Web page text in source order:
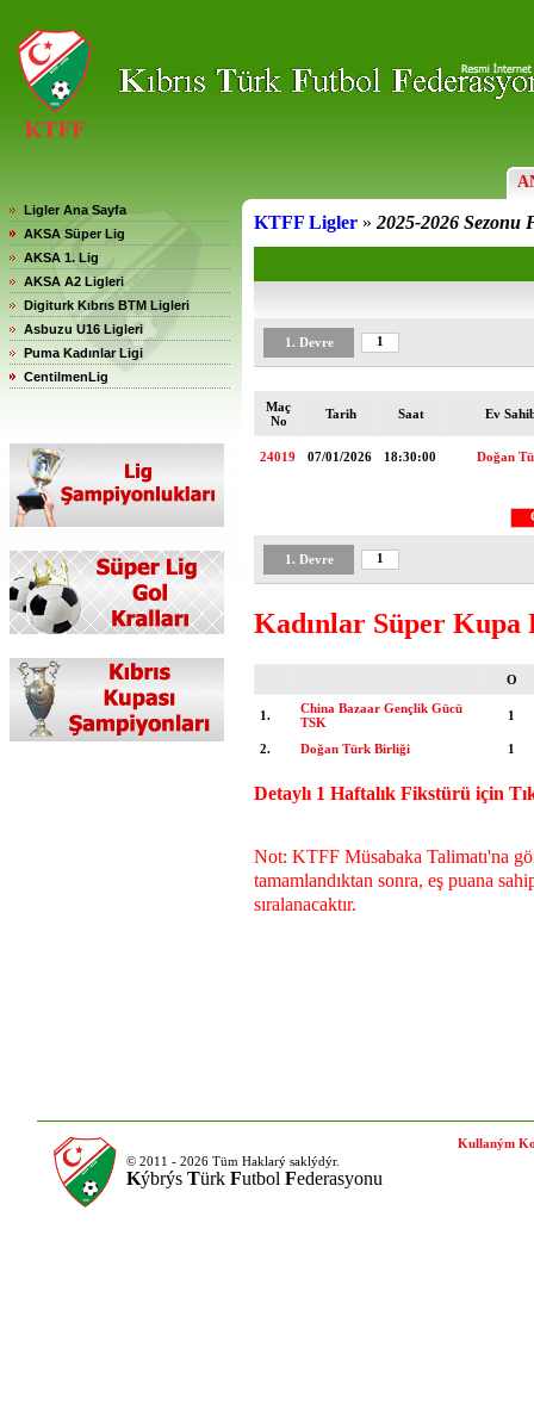
Ligler Ana Sayfa
AKSA Süper Lig
AKSA 1. Lig
AKSA A2 Ligleri
Digiturk Kıbrıs BTM Ligleri
Asbuzu U16 Ligleri
Puma Kadınlar Ligi
CentilmenLig
KTFF Ligler »2025-2026 Sezonu
1. Devre 1
Maç
No
Tarih Saat Ev
24019 07/01/2026 18:30:00 Doğan
1. Devre 1
Kadınlar Süper Kupa
O
1.
China Bazaar Gençlik Gücü
TSK
1
2. Doğan Türk Birliği 1
Detaylı 1 Haftalık Fikstürü için
Not: KTFF Müsabaka Talimatı'na
tamamlandıktan sonra, eş puana
sıralanacaktır.
© 2011 - 2026 Tüm Haklarý saklýdýr.
Kýbrýs Türk Futbol Federasyonu
Kullaným